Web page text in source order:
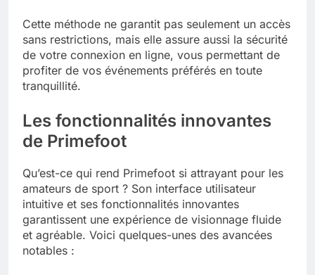
Cette méthode ne garantit pas seulement un accès
sans restrictions, mais elle assure aussi la sécurité
de votre connexion en ligne, vous permettant de
profiter de vos événements préférés en toute
tranquillité.
Les fonctionnalités innovantes
de Primefoot
Qu’est-ce qui rend Primefoot si attrayant pour les
amateurs de sport ? Son interface utilisateur
intuitive et ses fonctionnalités innovantes
garantissent une expérience de visionnage fluide
et agréable. Voici quelques-unes des avancées
notables :